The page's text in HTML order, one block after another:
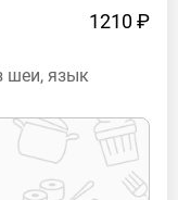
1210 ₽
шеи, язык